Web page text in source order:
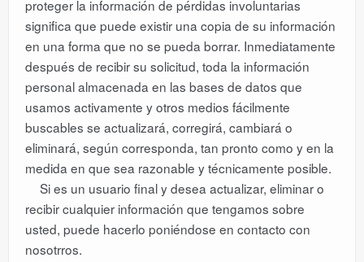
proteger la información de pérdidas involuntarias
significa que puede existir una copia de su información
en una forma que no se pueda borrar. Inmediatamente
después de recibir su solicitud, toda la información
personal almacenada en las bases de datos que
usamos activamente y otros medios fácilmente
buscables se actualizará, corregirá, cambiará o
eliminará, según corresponda, tan pronto como y en la
medida en que sea razonable y técnicamente posible.
Si es un usuario final y desea actualizar, eliminar o
recibir cualquier información que tengamos sobre
usted, puede hacerlo poniéndose en contacto con
nosotrros.